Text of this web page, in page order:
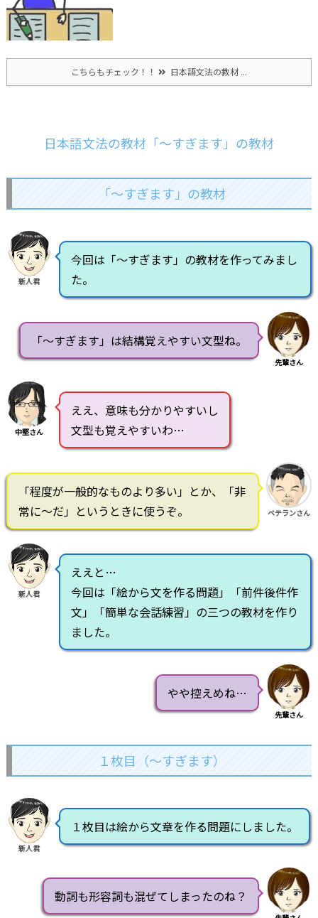
こちらもチェック！！ 日本語文法の教材 ...
日本語文法の教材「～すぎます」の教材
「～すぎます」の教材
新人君
今回は「～すぎます」の教材を作ってみまし
た。
「～すぎます」は結構覚えやすい文型ね。
先輩さん
中堅さん
ええ、意味も分かりやすいし
文型も覚えやすいわ…
「程度が一般的なものより多い」とか、「非
常に～だ」というときに使うぞ。
ベテランさん
新人君
ええと…
今回は「絵から文を作る問題」「前件後件作
文」「簡単な会話練習」の三つの教材を作り
ました。
やや控えめね…
先輩さん
１枚目（～すぎます）
新人君
１枚目は絵から文章を作る問題にしました。
動詞も形容詞も混ぜてしまったのね？